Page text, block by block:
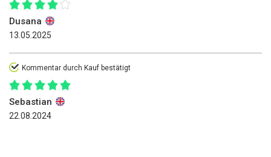
Dusana
13.05.2025
Kommentar durch Kauf bestätigt
Sebastian
22.08.2024